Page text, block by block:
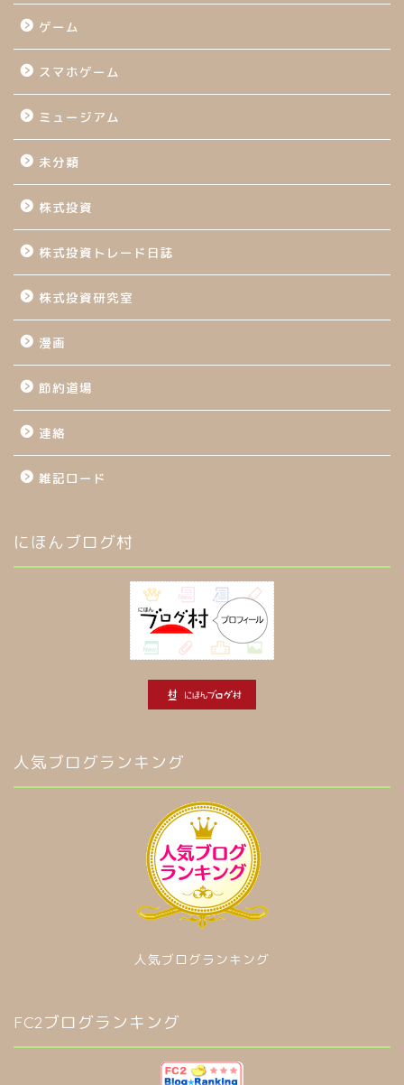
ゲーム
スマホゲーム
ミュージアム
未分類
株式投資
株式投資トレード日誌
株式投資研究室
漫画
節約道場
連絡
雑記ロード
にほんブログ村
人気ブログランキング
人気ブログランキング
FC2ブログランキング